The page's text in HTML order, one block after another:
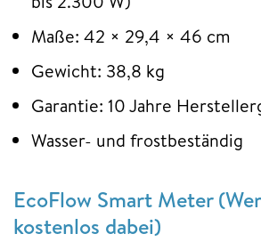
Maße: 42 × 29,4 × 46 cm
Gewicht: 38,8 kg
Garantie: 10 Jahre
Wasser- und frostbeständig
EcoFlow Smart Meter
kostenlos dabei)